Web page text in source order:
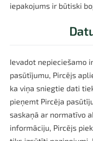
iepakojums ir būtiski
Ievadot nepieciešamo
pasūtījumu, Pircējs
ka viņa sniegtie dati
pieņemt Pircēja
saskaņā ar normatīvo
informāciju, Pircējs